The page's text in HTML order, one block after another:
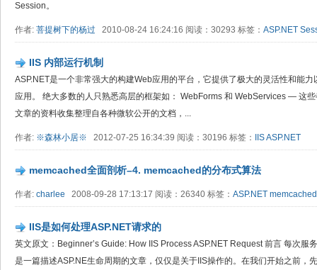
Session。
作者: 菩提树下的杨过 2010-08-24 16:24:16 阅读：30293 标签： ASP.NET
IIS 内部运行机制
ASP.NET是一个非常强大的构建Web应用的平台，它提供了极大的灵活性和能
应用。 绝大多数的人只熟悉高层的框架如： WebForms 和 WebServices — 这
文章的资料收集整理自各种微软公开的文档，...
作者: ※森林小居※ 2012-07-25 16:34:39 阅读：30196 标签： IISASP.NET
memcached全面剖析–4. memcached的分布式算法
作者: charlee 2008-09-28 17:13:17 阅读：26340 标签： ASP.NET memcached
IIS是如何处理ASP.NET请求的
英文原文：Beginner’s Guide: How IIS Process ASP.NET Request 前言 每次服
是一篇描述ASP.NE生命周期的文章，仅仅是关于IIS操作的。在我们开始之前，